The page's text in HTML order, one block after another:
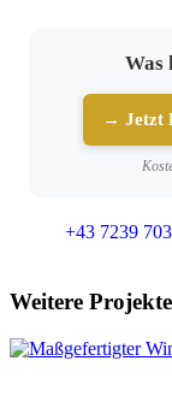
Was
→ Jetzt
+43 7239
Weitere Projekte